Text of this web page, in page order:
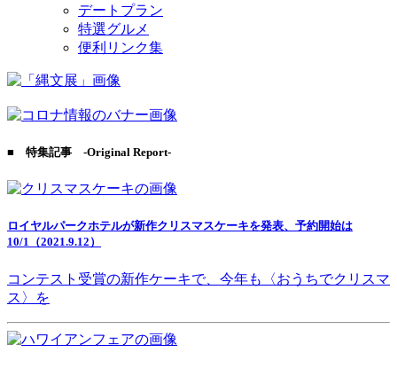
デートプラン
特選グルメ
便利リンク集
■ 特集記事 -Original Report-
ロイヤルパークホテルが新作クリスマスケーキを発表、予約開始は
10/1（2021.9.12）
コンテスト受賞の新作ケーキで、今年も〈おうちでクリスマ
ス〉を